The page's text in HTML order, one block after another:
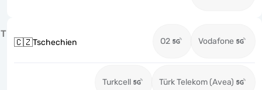
T
🇨🇿Tschechien O2 Vodafone
Turkcell Türk Telekom (Avea)